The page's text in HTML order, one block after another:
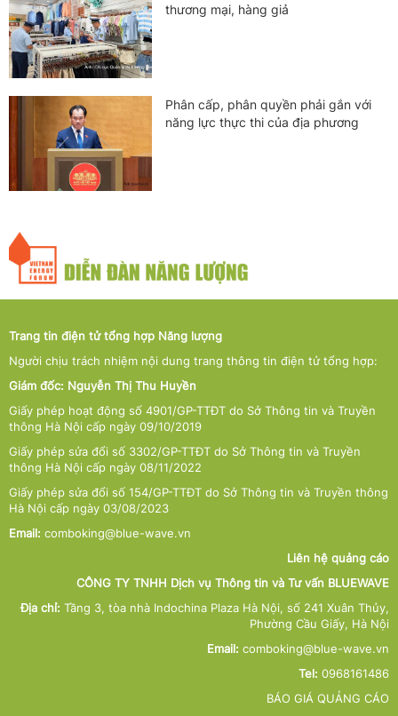
thương mại, hàng giả
Phân cấp, phân quyền phải gắn với
năng lực thực thi của địa phương
Trang tin điện tử tổng hợp Năng lượng
Người chịu trách nhiệm nội dung trang thông tin điện tử tổng hợp:
Giám đốc: Nguyễn Thị Thu Huyền
Giấy phép hoạt động số 4901/GP-TTĐT do Sở Thông tin và Truyền
thông Hà Nội cấp ngày 09/10/2019
Giấy phép sửa đổi số 3302/GP-TTĐT do Sở Thông tin và Truyền
thông Hà Nội cấp ngày 08/11/2022
Giấy phép sửa đổi số 154/GP-TTĐT do Sở Thông tin và Truyền thông
Hà Nội cấp ngày 03/08/2023
Email: comboking@blue-wave.vn
Liên hệ quảng cáo
CÔNG TY TNHH Dịch vụ Thông tin và Tư vấn BLUEWAVE
Địa chỉ: Tầng 3, tòa nhà Indochina Plaza Hà Nội, số 241 Xuân Thủy,
Phường Cầu Giấy, Hà Nội
Email: comboking@blue-wave.vn
Tel: 0968161486
BÁO GIÁ QUẢNG CÁO